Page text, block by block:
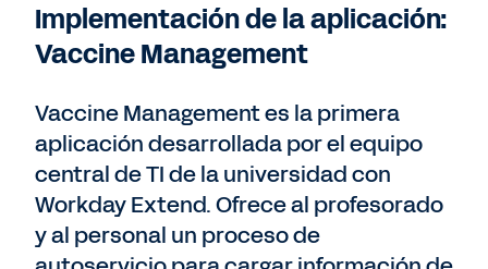
Implementación de la aplicación:
Vaccine Management
Vaccine Management es la primera
aplicación desarrollada por el equipo
central de TI de la universidad con
Workday Extend. Ofrece al profesorado
y al personal un proceso de